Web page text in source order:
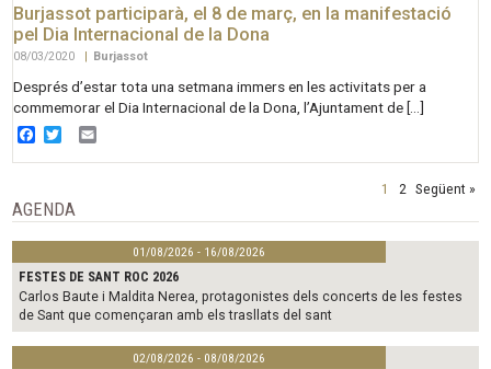
Burjassot participarà, el 8 de març, en la manifestació
pel Dia Internacional de la Dona
08/03/2020 | Burjassot
Després d’estar tota una setmana immers en les activitats per a
commemorar el Dia Internacional de la Dona, l’Ajuntament de […]
Facebook
Twitter
1 2 Següent »
AGENDA
01/08/2026 - 16/08/2026
FESTES DE SANT ROC 2026
Carlos Baute i Maldita Nerea, protagonistes dels concerts de les festes
de Sant que començaran amb els trasllats del sant
02/08/2026 - 08/08/2026